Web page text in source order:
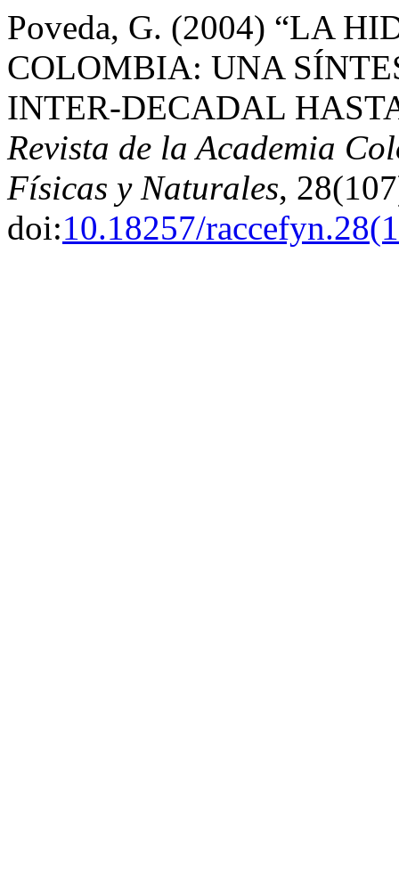
Poveda, G. (2004) “LA
COLOMBIA: UNA
INTER-DECADAL
Revista de la Academia
Físicas y Naturales,
doi:10.18257/